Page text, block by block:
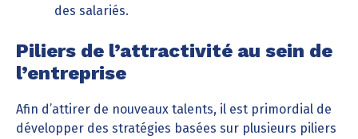
des salariés.
Piliers de l’attractivité au sein de
l’entreprise
Afin d’attirer de nouveaux talents, il est primordial de
développer des stratégies basées sur plusieurs piliers